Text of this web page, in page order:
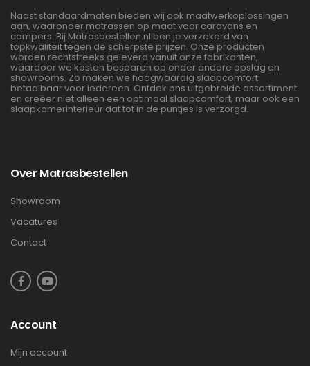
Naast standaardmaten bieden wij ook maatwerkoplossingen
aan, waaronder matrassen op maat voor caravans en
campers. Bij Matrasbestellen.nl ben je verzekerd van
topkwaliteit tegen de scherpste prijzen. Onze producten
worden rechtstreeks geleverd vanuit onze fabrikanten,
waardoor we kosten besparen op onder andere opslag en
showrooms. Zo maken we hoogwaardig slaapcomfort
betaalbaar voor iedereen. Ontdek ons uitgebreide assortiment
en creëer niet alleen een optimaal slaapcomfort, maar ook een
slaapkamerinterieur dat tot in de puntjes is verzorgd.
Over Matrasbestellen
Showroom
Vacatures
Contact
Account
Mijn account